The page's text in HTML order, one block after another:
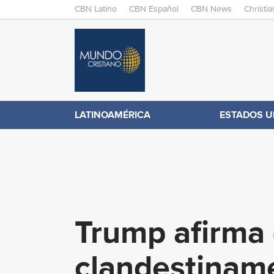
M
N
E
CBN Latino CBN Español CBN News
C
B
N
.
m
LATINOAMÉRICA ESTADOS
Trump